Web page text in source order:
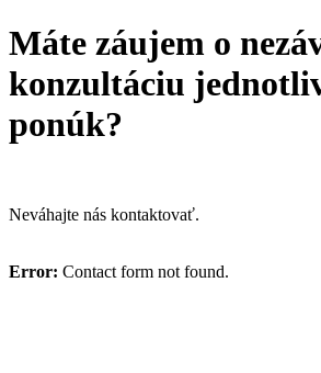
Máte záujem o
konzultáciu
ponúk?
Neváhajte nás kontaktovať.
Error: Contact form not found.